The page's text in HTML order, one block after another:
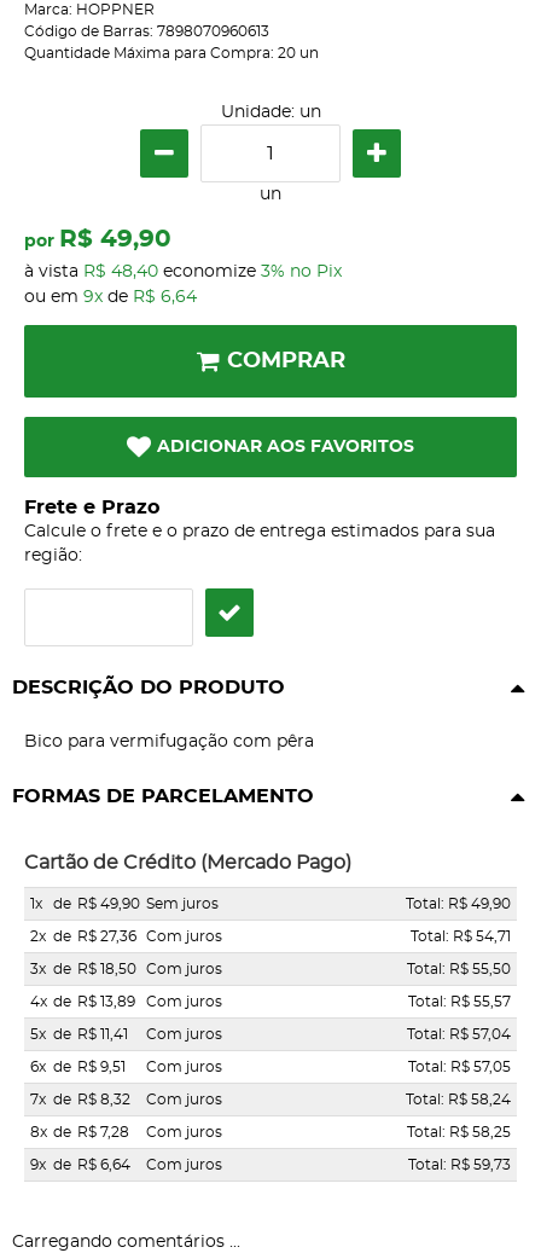
Marca: HOPPNER
Código de Barras: 7898070960613
Quantidade Máxima para Compra: 20 un
Unidade: un
un
por R$ 49,90
à vista R$ 48,40 economize 3% no Pix
ou em 9x de R$ 6,64
COMPRAR
ADICIONAR AOS FAVORITOS
Frete e Prazo
Calcule o frete e o prazo de entrega estimados para sua
região:
DESCRIÇÃO DO PRODUTO
Bico para vermifugação com pêra
FORMAS DE PARCELAMENTO
Cartão de Crédito (Mercado Pago)
1x de R$ 49,90 Sem juros Total: R$ 49,90
2x de R$ 27,36 Com juros Total: R$ 54,71
3x de R$ 18,50 Com juros Total: R$ 55,50
4x de R$ 13,89 Com juros Total: R$ 55,57
5x de R$ 11,41 Com juros Total: R$ 57,04
6x de R$ 9,51 Com juros Total: R$ 57,05
7x de R$ 8,32 Com juros Total: R$ 58,24
8x de R$ 7,28 Com juros Total: R$ 58,25
9x de R$ 6,64 Com juros Total: R$ 59,73
Carregando comentários ...